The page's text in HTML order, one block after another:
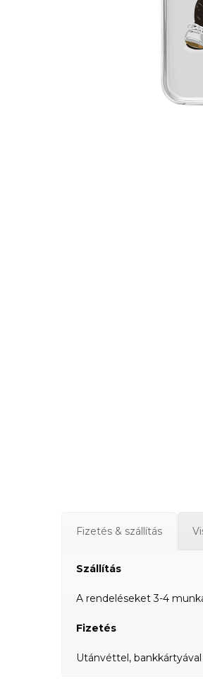
Fizetés & szállítás
Szállítás
A rendeléseket 3-4
Fizetés
Utánvéttel,